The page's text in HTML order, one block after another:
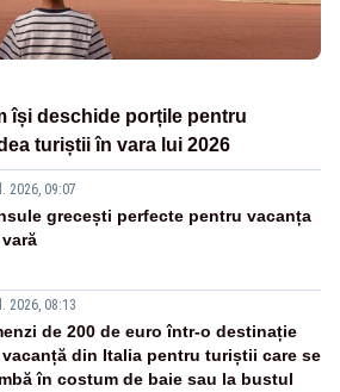
își deschide porțile pentru
turiștii în vara lui 2026
2026, 09:07
grecești perfecte pentru vacanța
2026, 08:13
de 200 de euro într-o destinație
din Italia pentru turiștii care se
în costum de baie sau la bustul